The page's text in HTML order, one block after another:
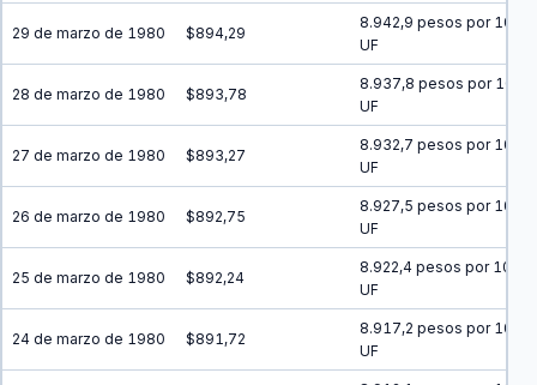
29 de marzo de 1980 $894,29
8.942,9 pesos por 10
UF
28 de marzo de 1980 $893,78
8.937,8 pesos por 10
UF
27 de marzo de 1980 $893,27
8.932,7 pesos por 10
UF
26 de marzo de 1980 $892,75
8.927,5 pesos por 10
UF
25 de marzo de 1980 $892,24
8.922,4 pesos por 10
UF
24 de marzo de 1980 $891,72
8.917,2 pesos por 10
UF